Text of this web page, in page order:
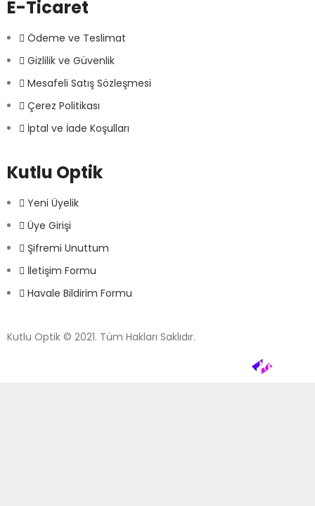
E-Ticaret
Ödeme ve Teslimat
Gizlilik ve Güvenlik
Mesafeli Satış Sözleşmesi
Çerez Politikası
İptal ve İade Koşulları
Kutlu Optik
Yeni Üyelik
Üye Girişi
Şifremi Unuttum
İletişim Formu
Havale Bildirim Formu
Kutlu Optik © 2021. Tüm Hakları Saklıdır.